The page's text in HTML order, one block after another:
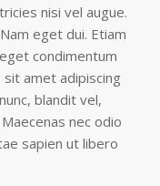
nisi vel augue.
eget dui. Etiam
condimentum
amet adipiscing
blandit vel,
nec odio
sapien ut libero